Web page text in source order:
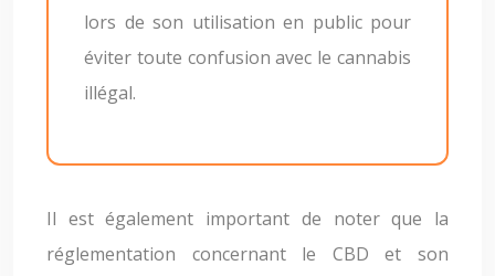
lors de son utilisation en public pour
éviter toute confusion avec le cannabis
illégal.
Il est également important de noter que la
réglementation concernant le CBD et son